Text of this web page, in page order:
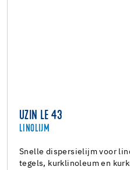
UZIN LE 43
LINOLIJM
Snelle dispersielijm voor
tegels, kurklinoleum en